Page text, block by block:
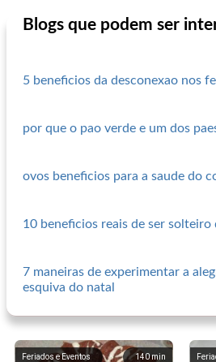
Blogs que podem ser
5 beneficios da desconexao nos
por que o pao verde e um dos
ovos beneficios para a saude do
10 beneficios reais de ser solteiro
7 maneiras de experimentar a
esquiva do natal
140min
Feriados e Eventos